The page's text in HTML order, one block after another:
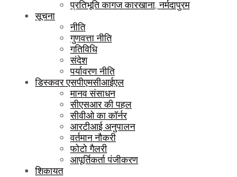
प्रतिभूति कागज कारखाना, नर्मदापुरम
सूचना
नीति
गुणवत्ता नीति
गतिविधि
संदेश
पर्यावरण नीति
डिस्कवर एसपीएमसीआईएल
मानव संसाधन
सीएसआर की पहल
सीवीओ का कॉर्नर
आरटीआई अनुपालन
वर्तमान नौकरी
फोटो गैलरी
आपूर्तिकर्ता पंजीकरण
शिकायत